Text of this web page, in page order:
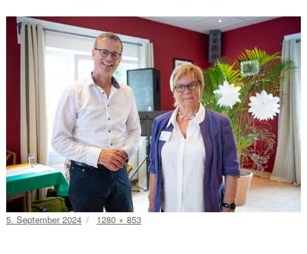
Veröffentlicht
5. September 2024
Volle
1280 × 853